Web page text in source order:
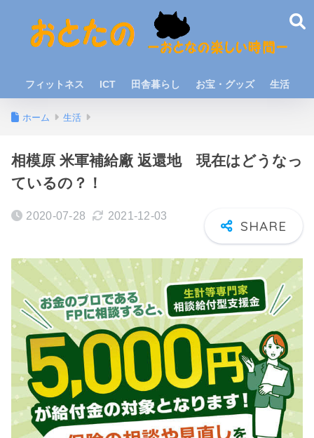
フィットネス ICT 田舎暮らし お宝・グッズ 生活
ホーム 生活
相模原 米軍補給廠 返還地 現在はどうなっ
ているの？！
2020-07-28 2021-12-03